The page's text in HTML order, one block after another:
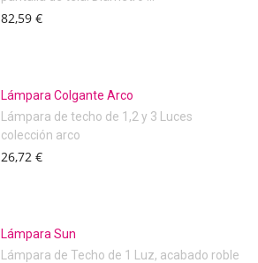
82,59 €
Lámpara Colgante Arco
Lámpara de techo de 1,2 y 3 Luces
colección arco
26,72 €
Lámpara Sun
Lámpara de Techo de 1 Luz, acabado roble